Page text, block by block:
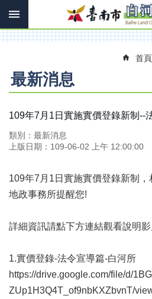
跳到主要內容區塊
搜
進
階
訊
快
報
關
簡
線
申
辦
與
查
首頁
最新消息
109年7月1日實施實價登錄新制--
類別：最新消息
上版日期：109-06-02 上午 12:00:00
109年7月1日實施實價登錄新制
地政事務所提醒您!
詳細資訊請點下方連結觀看說明
1.實價登錄-法令宣導篇-白河所
https://drive.google.com/file/d/
ZUp1H3Q4T_of9nbKXZbvnT/